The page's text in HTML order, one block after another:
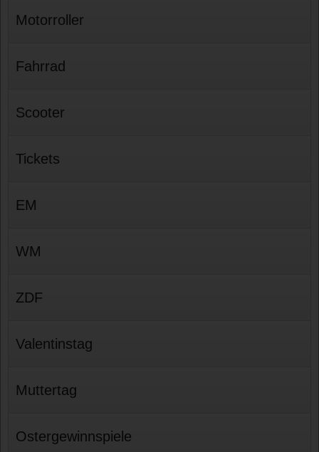
Motorroller
Fahrrad
Scooter
Tickets
EM
WM
ZDF
Valentinstag
Muttertag
Ostergewinnspiele